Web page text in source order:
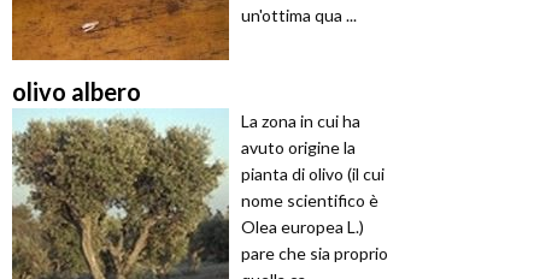
un'ottima qua ...
olivo albero
La zona in cui ha
avuto origine la
pianta di olivo (il cui
nome scientifico è
Olea europea L.)
pare che sia proprio